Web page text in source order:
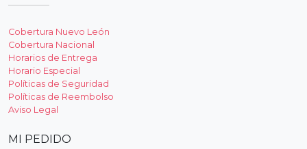
Cobertura Nuevo León
Cobertura Nacional
Horarios de Entrega
Horario Especial
Políticas de Seguridad
Políticas de Reembolso
Aviso Legal
MI PEDIDO